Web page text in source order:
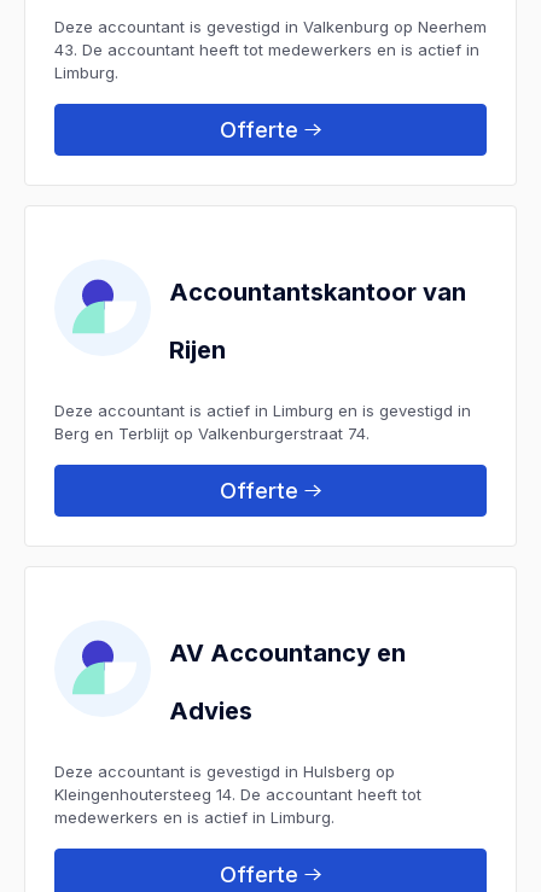
Deze accountant is gevestigd in Valkenburg op Neerhem
43. De accountant heeft tot medewerkers en is actief in
Limburg.
Offerte
Accountantskantoor van
Rijen
Deze accountant is actief in Limburg en is gevestigd in
Berg en Terblijt op Valkenburgerstraat 74.
Offerte
AV Accountancy en
Advies
Deze accountant is gevestigd in Hulsberg op
Kleingenhoutersteeg 14. De accountant heeft tot
medewerkers en is actief in Limburg.
Offerte